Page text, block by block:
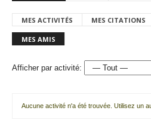
MES ACTIVITÉS MES CITATIONS
MES AMIS
Afficher par activité:
Aucune activité n'a été trouvée. Utilisez un